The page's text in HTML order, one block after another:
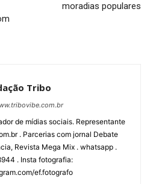
moradias populares
Tribo
de mídias sociais. Representante
. Parcerias com jornal Debate
Revista Mega Mix . whatsapp .
. Insta fotografia:
ef.fotografo